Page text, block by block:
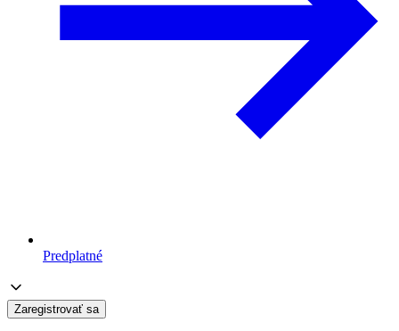
Predplatné
Zaregistrovať sa